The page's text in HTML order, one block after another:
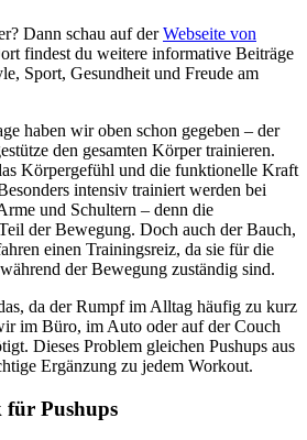
Dann schau auf derWebseite von
findest du weitere informative Beiträge
Sport, Gesundheit und Freude am
haben wir oben schon gegeben – der
den gesamten Körper trainieren.
Körpergefühl und die funktionelle Kraft
intensiv trainiert werden bei
und Schultern – denn die
der Bewegung. Doch auch der Bauch,
einen Trainingsreiz, da sie für die
der Bewegung zuständig sind.
da der Rumpf im Alltag häufig zu kurz
im Büro, im Auto oder auf der Couch
Dieses Problem gleichen Pushups aus
Ergänzung zu jedem Workout.
für Pushups